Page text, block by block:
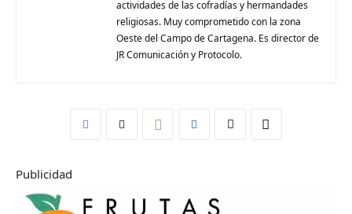
actividades de las cofradías y hermandades
religiosas. Muy comprometido con la zona
Oeste del Campo de Cartagena. Es director de
JR Comunicación y Protocolo.
Publicidad